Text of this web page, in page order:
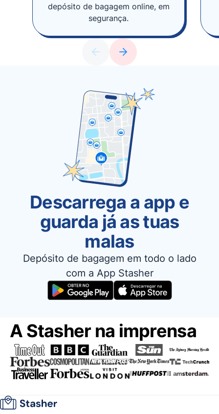
depósito de bagagem online, em
segurança.
Descarrega a app e
guarda já as tuas
malas
Depósito de bagagem em todo o lado
com a App Stasher
A Stasher na imprensa